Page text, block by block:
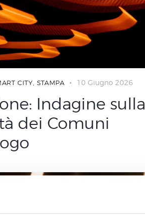
CITY STAMPA 10 Giugno 2026
Indagine sulla
dei Comuni